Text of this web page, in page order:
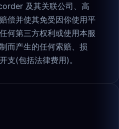
及其关联公司、高
偿并使其免受因你使用平
何第三方权利或使用本服
而产生的任何索赔、损
支(包括法律费用)。